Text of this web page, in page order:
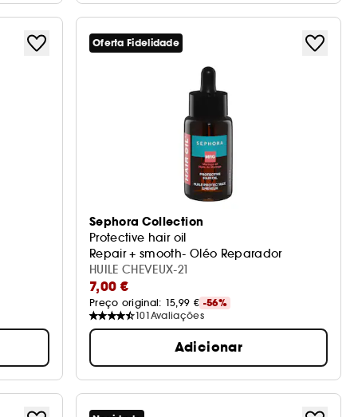
Oferta Fidelidade
Sephora Collection
Protective hair oil
Repair + smooth- Oléo Reparador
HUILE CHEVEUX-21
7,00 €
Preço original: 15,99 € -56%
101Avaliações
Adicionar